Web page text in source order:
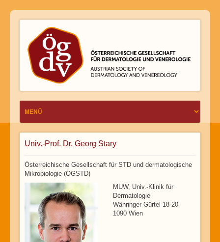
Univ.-Prof. Dr. Georg Stary
Österreichische Gesellschaft für STD und dermatologische
Mikrobiologie (ÖGSTD)
MUW, Univ.-Klinik für
Dermatologie
Währinger Gürtel 18-20
1090 Wien